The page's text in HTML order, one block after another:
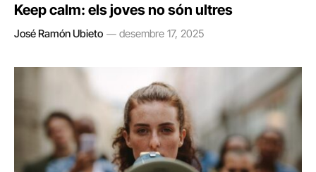
Keep calm: els joves no són ultres
José Ramón Ubieto desembre 17, 2025